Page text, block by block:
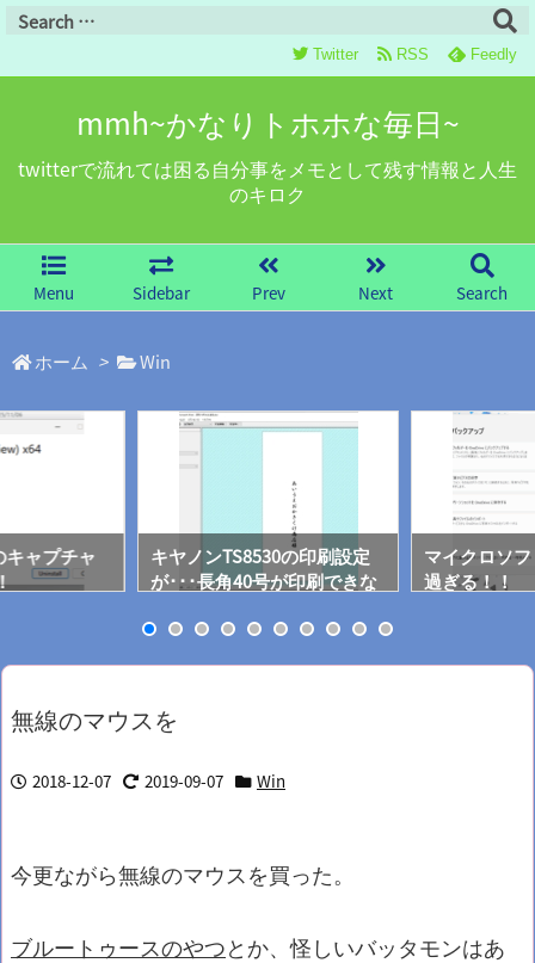
mmh~かなりトホホな毎日~
twitterで流れては困る自分事をメモとして残す情報と人生
のキロク
Menu Sidebar Prev Next Search
Twitter RSS Feedly
ホーム > Win
ャプチャ
キヤノンTS8530の印刷設定
が･･･長角40号が印刷できな
マイクロソ
過ぎる！！
無線のマウスを
2018-12-07 2019-09-07 Win
今更ながら無線のマウスを買った。
ブルートゥースのやつとか、怪しいバッタモンはあ